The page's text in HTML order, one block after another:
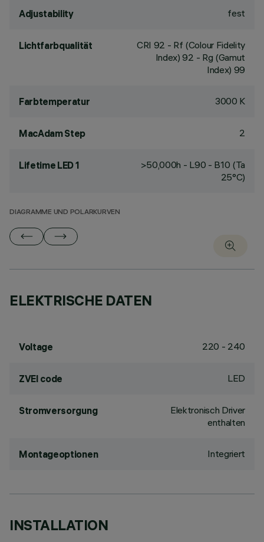
Adjustability fest
Lichtfarbqualität CRI 92 - Rf (Colour Fidelity
Index) 92 - Rg (Gamut
Index) 99
Farbtemperatur 3000 K
MacAdam Step 2
Lifetime LED 1
>50,000h - L90 - B10 (Ta
25°C)
DIAGRAMME UND POLARKURVEN
ELEKTRISCHE DATEN
Voltage 220 - 240
ZVEI code LED
Stromversorgung
Elektronisch Driver
enthalten
Montageoptionen Integriert
INSTALLATION